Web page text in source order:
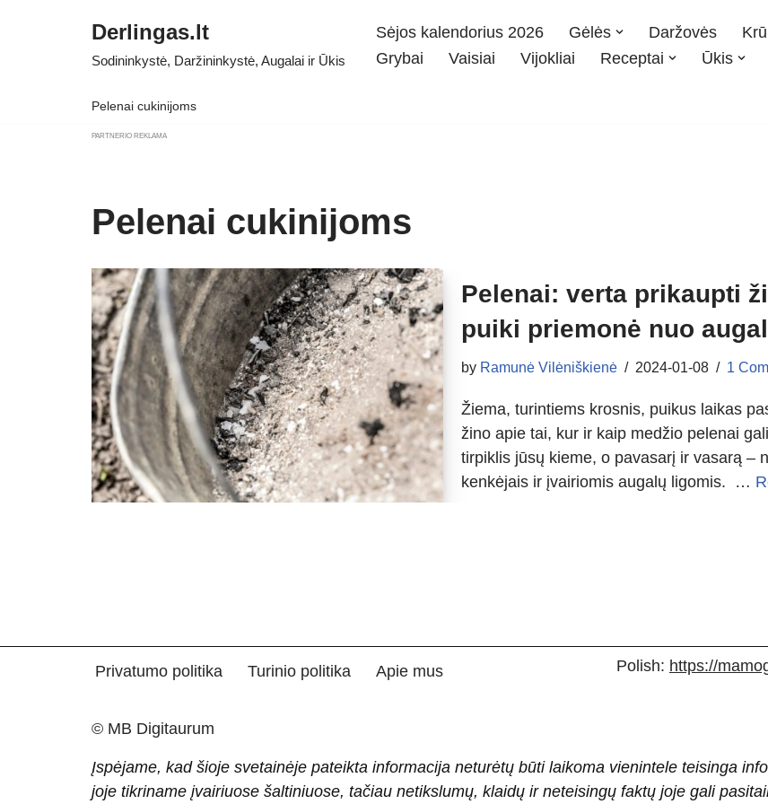
Derlingas.lt
Sodininkystė, Daržininkystė, Augalai ir Ūkis
Sėjos kalendorius 2026 Gėlės Daržovės
Grybai
Vaisiai Vijokliai Receptai Ūkis
Pelenai cukinijoms
PARTNERIO REKLAMA
Pelenai cukinijoms
Pelenai: verta prikaupti
puiki priemonė nuo
by Ramunė Vilėniškienė 2024-01-08 1
Žiema, turintiems krosnis, puikus laikas
žino apie tai, kur ir kaip medžio pelenai
tirpiklis jūsų kieme, o pavasarį ir vasarą –
kenkėjais ir įvairiomis augalų ligomis. …
Privatumo politika Turinio politika Apie mus Polish: https://
© MB Digitaurum
Įspėjame, kad šioje svetainėje pateikta informacija neturėtų būti laikoma vienintele teisinga
joje tikriname įvairiuose šaltiniuose, tačiau netikslumų, klaidų ir neteisingų faktų joje gali